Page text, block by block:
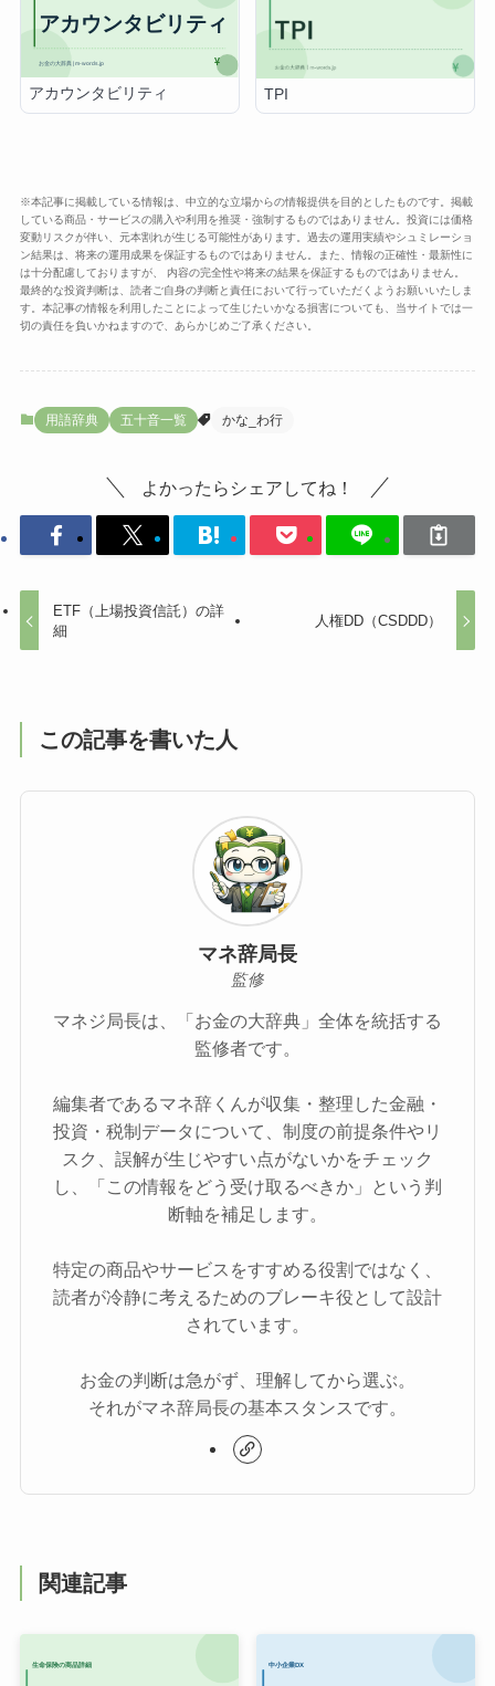
アカウンタビリティ TPI
※本記事に掲載している情報は、中立的な立場からの情報提供を目的としたものです。掲載
している商品・サービスの購入や利用を推奨・強制するものではありません。投資には価格
変動リスクが伴い、元本割れが生じる可能性があります。過去の運用実績やシュミレーショ
ン結果は、将来の運用成果を保証するものではありません。また、情報の正確性・最新性に
は十分配慮しておりますが、 内容の完全性や将来の結果を保証するものではありません。
最終的な投資判断は、読者ご自身の判断と責任において行っていただくようお願いいたしま
す。本記事の情報を利用したことによって生じたいかなる損害についても、当サイトでは一
切の責任を負いかねますので、あらかじめご了承ください。
用語辞典 五十音一覧 かな_わ行
よかったらシェアしてね！
ETF（上場投資信託）の詳
細
人権DD（CSDDD）
この記事を書いた人
マネ辞局長
監修
マネジ局長は、「お金の大辞典」全体を統括する
監修者です。
編集者であるマネ辞くんが収集・整理した金融・
投資・税制データについて、制度の前提条件やリ
スク、誤解が生じやすい点がないかをチェック
し、「この情報をどう受け取るべきか」という判
断軸を補足します。
特定の商品やサービスをすすめる役割ではなく、
読者が冷静に考えるためのブレーキ役として設計
されています。
お金の判断は急がず、理解してから選ぶ。
それがマネ辞局長の基本スタンスです。
関連記事